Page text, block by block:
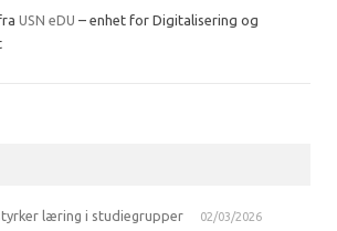
USN eDU – enhet for Digitalisering og
læring i studiegrupper 02/03/2026